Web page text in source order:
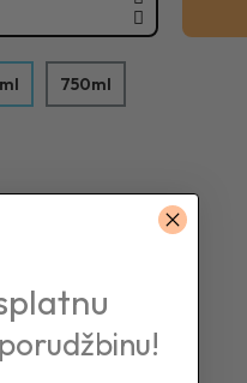
750ml